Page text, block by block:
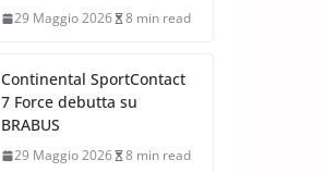
29 Maggio 2026 8 min read
Continental SportContact
7 Force debutta su
BRABUS
29 Maggio 2026 8 min read